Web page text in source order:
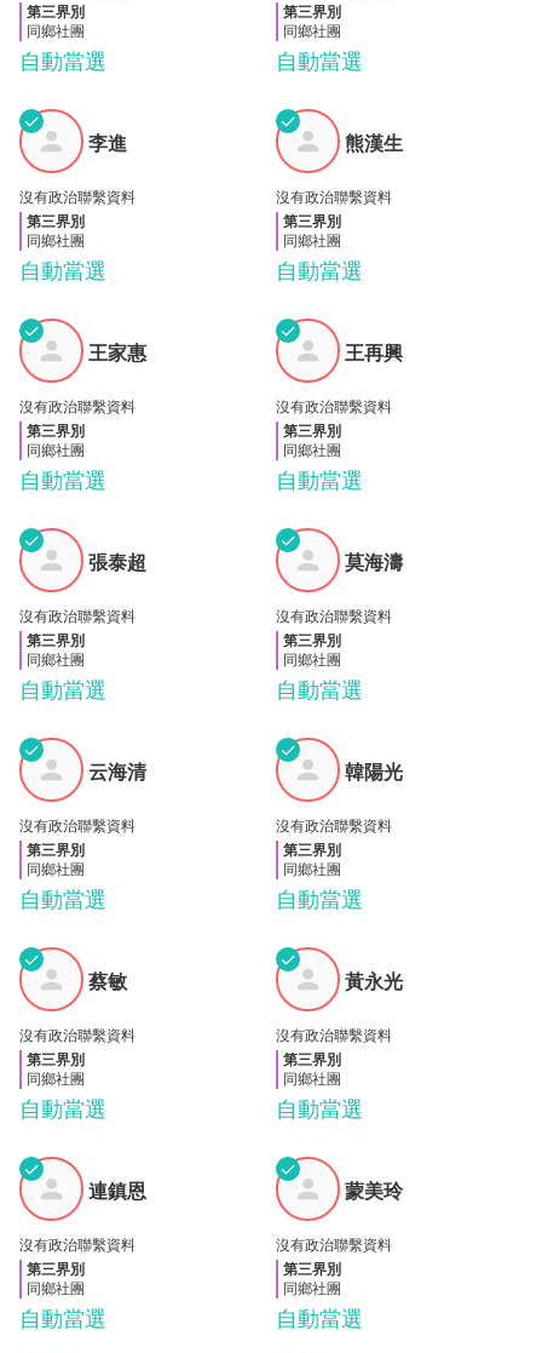
自動當選
第三界別
同鄉社團
自動當選
第三界別
同鄉社團
李進
✓
自動當選
李進
沒有政治聯繫資料
第三界別
同鄉社團
熊漢
生
✓
自動當選
熊漢生
沒有政治聯繫資料
第三界別
同鄉社團
王家
惠
✓
自動當選
王家惠
沒有政治聯繫資料
第三界別
同鄉社團
王再
興
✓
自動當選
王再興
沒有政治聯繫資料
第三界別
同鄉社團
張泰
超
✓
自動當選
張泰超
沒有政治聯繫資料
第三界別
同鄉社團
莫海
濤
✓
自動當選
莫海濤
沒有政治聯繫資料
第三界別
同鄉社團
云海
清
✓
自動當選
云海清
沒有政治聯繫資料
第三界別
同鄉社團
韓陽
光
✓
自動當選
韓陽光
沒有政治聯繫資料
第三界別
同鄉社團
蔡敏
✓
自動當選
蔡敏
沒有政治聯繫資料
第三界別
同鄉社團
黃永
光
✓
自動當選
黃永光
沒有政治聯繫資料
第三界別
同鄉社團
連鎮
恩
✓
自動當選
連鎮恩
沒有政治聯繫資料
第三界別
同鄉社團
蒙美
玲
✓
自動當選
蒙美玲
沒有政治聯繫資料
第三界別
同鄉社團